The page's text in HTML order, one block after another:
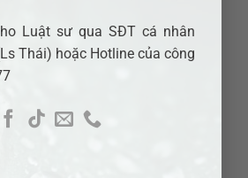
Luật sư qua SĐT cá nhân
Thái) hoặc Hotline của công
Saigon
liên quan:
vấn tại Phường Thuận An
vấn tại Phường Lái Thiêu